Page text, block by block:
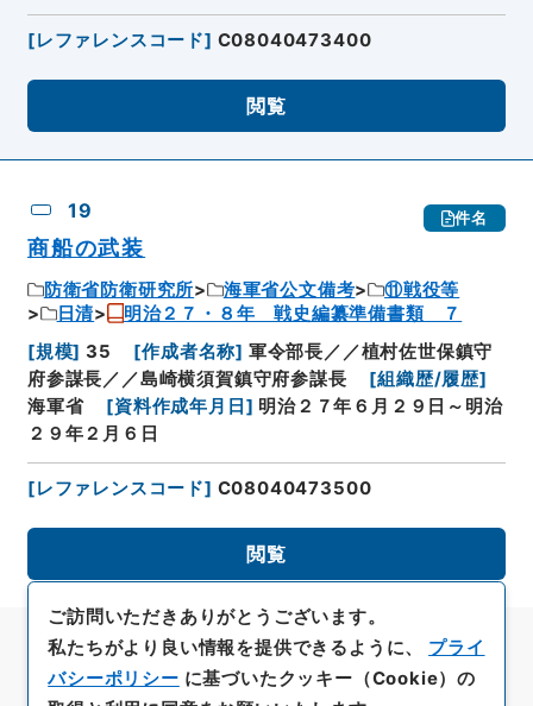
[レファレンスコード] C08040473400
閲覧
19 件名
商船の武装
防衛省防衛研究所 海軍省公文備考
⑪戦役等
日清
明治２７・８年 戦史編纂準備書類 ７
[規模] 35 [作成者名称] 軍令部長／／植村佐世保鎮守
府参謀長／／島崎横須賀鎮守府参謀長
[組織歴/履歴]
海軍省
[資料作成年月日 ] 明治２７年６月２９日～明治
２９年２月６日
[レファレンスコード] C08040473500
閲覧
ご訪問いただきありがとうございます。
私たちがより良い情報を提供できるように、 プライ
バシーポリシー に基づいたクッキー（Cookie）の